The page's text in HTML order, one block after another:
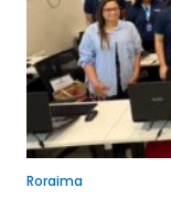
Roraima